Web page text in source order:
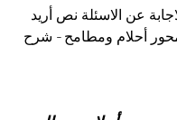
عن الاسئلة نص أريد
5 الخامس محور أحلام ومطامح - شرح